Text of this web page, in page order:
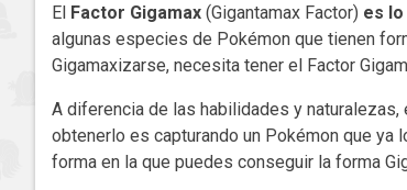
El Factor Gigamax (Gigantamax Factor) es
algunas especies de Pokémon que tienen
Gigamaxizarse, necesita tener el Factor
A diferencia de las habilidades y
obtenerlo es capturando un Pokémon que ya
forma en la que puedes conseguir la forma